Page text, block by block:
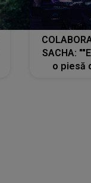
SACHA:
o piesă